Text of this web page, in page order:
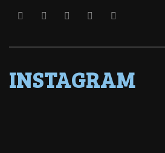
INSTAGRAM